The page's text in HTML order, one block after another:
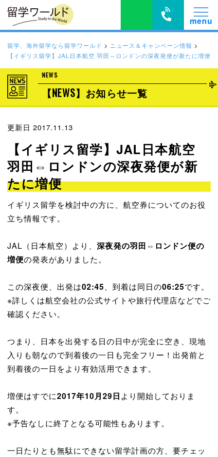
留学、海外留学なら留学ワールド > ニュース＆キャンペーン情報 >
【イギリス留学】JAL日本航空 羽田⇔ロンドンの深夜発便が新たに増便
NEWS
【NEWS】お知らせ一覧
更新日 2017.11.13
【イギリス留学】JAL日本航空
羽田⇔ロンドンの深夜発便が新
たに増便
イギリス留学を検討中の方に、航空券についてのお役
立ち情報です。
JAL（日本航空）より、 深夜発の羽田⇔ロンドン便の
増便の発表がありました。
この深夜便、出発は02:45、到着は同日の06:25です。
※詳しくは航空会社の公式サイトや旅行代理店などでご
確認ください。
つまり、日本を出発する日の日中が完全に空き、現地
入りも朝なので到着後の一日も完全フリー！出発前と
到着後の一日をより有効活用できます。
増便はすでに2017年10月29日 より開始しておりま
す。
※予告なしに終了となる可能性もあります。
一日たりとも無駄にできない留学計画の方、要チェッ